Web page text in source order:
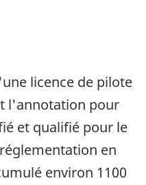
licence de pilote
l'annotation pour
et qualifié pour le
en
environ 1100